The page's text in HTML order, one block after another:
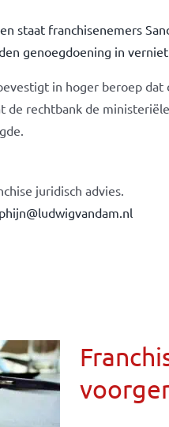
staat franchisenemers
genoegdoening in
in hoger beroep
de rechtbank de
juridisch advies.